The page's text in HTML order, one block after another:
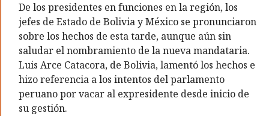
De los presidentes en funciones en la región, los
jefes de Estado de Bolivia y México se pronunciaron
sobre los hechos de esta tarde, aunque aún sin
saludar el nombramiento de la nueva mandataria.
Luis Arce Catacora, de Bolivia, lamentó los hechos e
hizo referencia a los intentos del parlamento
peruano por vacar al expresidente desde inicio de
su gestión.